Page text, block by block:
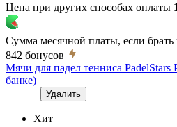
Цена при других способах оплаты
Сумма месячной платы, если брать
842 бонусов
Мячи для падел тенниса PadelStars
банке)
Удалить
Хит